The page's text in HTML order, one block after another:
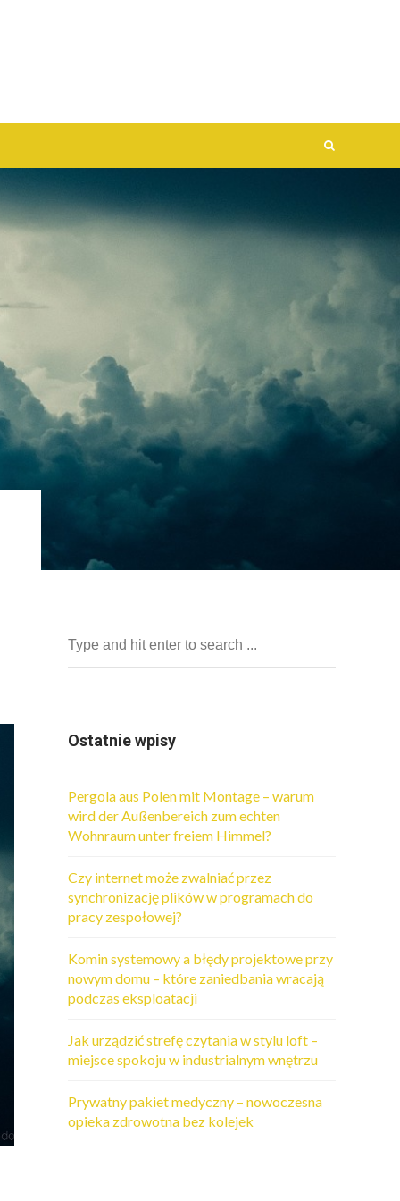
Ostatnie wpisy
Pergola aus Polen mit Montage – warum
wird der Außenbereich zum echten
Wohnraum unter freiem Himmel?
Czy internet może zwalniać przez
synchronizację plików w programach do
pracy zespołowej?
Komin systemowy a błędy projektowe przy
nowym domu – które zaniedbania wracają
podczas eksploatacji
Jak urządzić strefę czytania w stylu loft –
miejsce spokoju w industrialnym wnętrzu
Prywatny pakiet medyczny – nowoczesna
opieka zdrowotna bez kolejek